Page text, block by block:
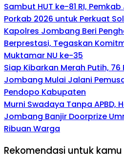
Sambut HUT ke-81 RI,
Porkab 2026 untuk Perkuat
Kapolres Jombang Beri
Berprestasi, Tegaskan
Muktamar NU ke-35
Siap Kibarkan Merah Putih,
Jombang Mulai Jalani
Pendopo Kabupaten
Murni Swadaya Tanpa APBD,
Jombang Banjir Doorprize
Ribuan Warga
Rekomendasi untuk kamu